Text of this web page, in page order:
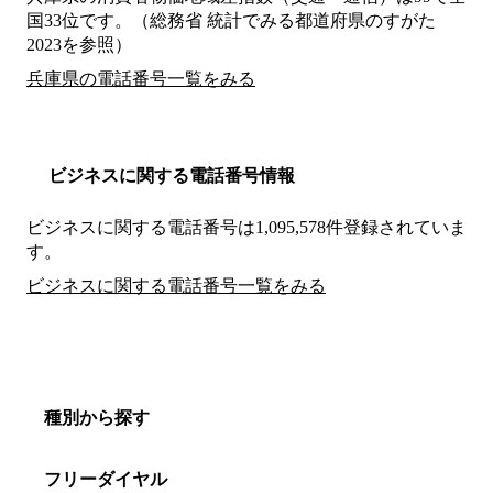
国33位です。（総務省 統計でみる都道府県のすがた
2023を参照）
兵庫県の電話番号一覧をみる
ビジネスに関する電話番号情報
ビジネスに関する電話番号は1,095,578件登録されていま
す。
ビジネスに関する電話番号一覧をみる
種別から探す
フリーダイヤル